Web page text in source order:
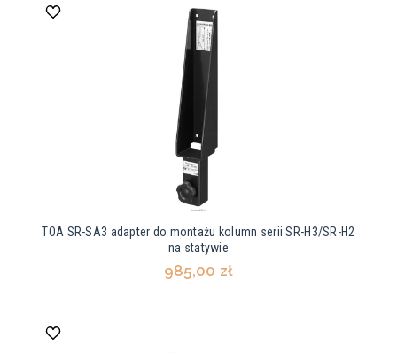
TOA SR-SA3 adapter do montażu kolumn serii SR-H3/SR-H2
na statywie
985,00 zł